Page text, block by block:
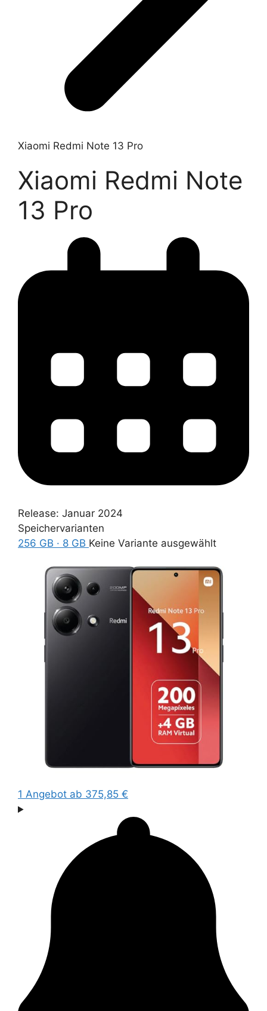
Xiaomi Redmi Note 13 Pro
Xiaomi Redmi Note
13 Pro
Release: Januar 2024
Speichervarianten
256 GB · 8 GB Keine Variante ausgewählt
1 Angebot ab 375,85 €